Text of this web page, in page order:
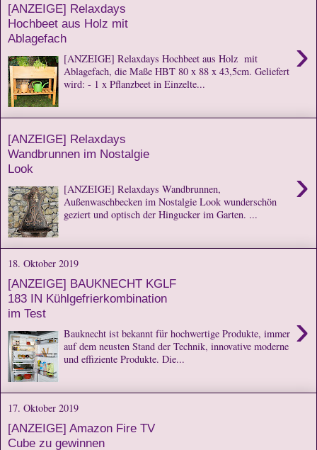
[ANZEIGE] Relaxdays
Hochbeet aus Holz mit
Ablagefach
›
[ANZEIGE] Relaxdays Hochbeet aus Holz mit
Ablagefach, die Maße HBT 80 x 88 x 43,5cm. Geliefert
wird: - 1 x Pflanzbeet in Einzelte...
[ANZEIGE] Relaxdays
Wandbrunnen im Nostalgie
Look
›
[ANZEIGE] Relaxdays Wandbrunnen,
Außenwaschbecken im Nostalgie Look wunderschön
geziert und optisch der Hingucker im Garten. ...
18. Oktober 2019
[ANZEIGE] BAUKNECHT KGLF
183 IN Kühlgefrierkombination
im Test
›
Bauknecht ist bekannt für hochwertige Produkte, immer
auf dem neusten Stand der Technik, innovative moderne
und effiziente Produkte. Die...
17. Oktober 2019
[ANZEIGE] Amazon Fire TV
Cube zu gewinnen